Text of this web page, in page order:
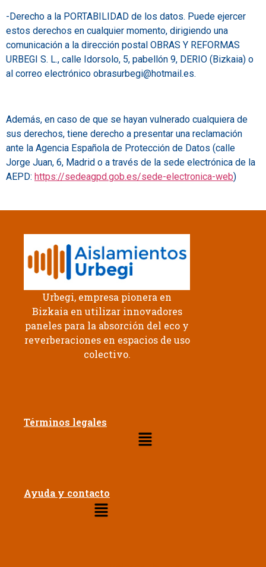
-Derecho a la PORTABILIDAD de los datos. Puede ejercer
estos derechos en cualquier momento, dirigiendo una
comunicación a la dirección postal OBRAS Y REFORMAS
URBEGI S. L., calle Idorsolo, 5, pabellón 9, DERIO (Bizkaia) o
al correo electrónico obrasurbegi@hotmail.es.
Además, en caso de que se hayan vulnerado cualquiera de
sus derechos, tiene derecho a presentar una reclamación
ante la Agencia Española de Protección de Datos (calle
Jorge Juan, 6, Madrid o a través de la sede electrónica de la
AEPD: https://sedeagpd.gob.es/sede-electronica-web)
Urbegi, empresa pionera en
Bizkaia en utilizar innovadores
paneles para la absorción del eco y
reverberaciones en espacios de uso
colectivo.
Términos legales
Ayuda y contacto